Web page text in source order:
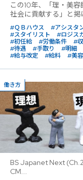
この10年、「理・美
社会に貢献する」と掲
#ＱＢハウス #アシスタ
#スタイリスト
#ロジス
#初任給
#労働条件 #
#待遇
#手取り #明細
#給与改定
#給料 #美
働き方
BS Japanet Next
CM...